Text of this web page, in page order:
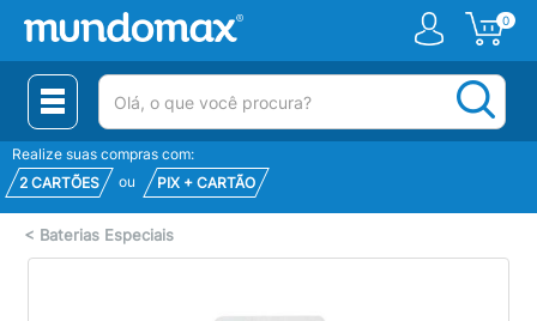
0
(pesquisar)
Realize suas compras com:
2 CARTÕES
ou PIX + CARTÃO
< Baterias Especiais